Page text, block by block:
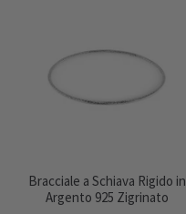
Bracciale a Schiava Rigido in
Argento 925 Zigrinato